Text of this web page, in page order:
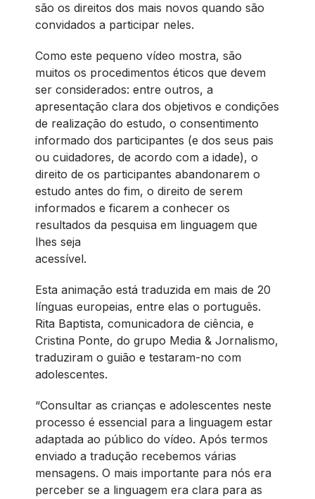
são os direitos dos mais novos quando são
convidados a participar neles.
Como este pequeno vídeo mostra, são
muitos os procedimentos éticos que devem
ser considerados: entre outros, a
apresentação clara dos objetivos e condições
de realização do estudo, o consentimento
informado dos participantes (e dos seus pais
ou cuidadores, de acordo com a idade), o
direito de os participantes abandonarem o
estudo antes do fim, o direito de serem
informados e ficarem a conhecer os
resultados da pesquisa em linguagem que
lhes seja
acessível.
Esta animação está traduzida em mais de 20
línguas europeias, entre elas o português.
Rita Baptista, comunicadora de ciência, e
Cristina Ponte, do grupo Media & Jornalismo,
traduziram o guião e testaram-no com
adolescentes.
“Consultar as crianças e adolescentes neste
processo é essencial para a linguagem estar
adaptada ao público do vídeo. Após termos
enviado a tradução recebemos várias
mensagens. O mais importante para nós era
perceber se a linguagem era clara para as